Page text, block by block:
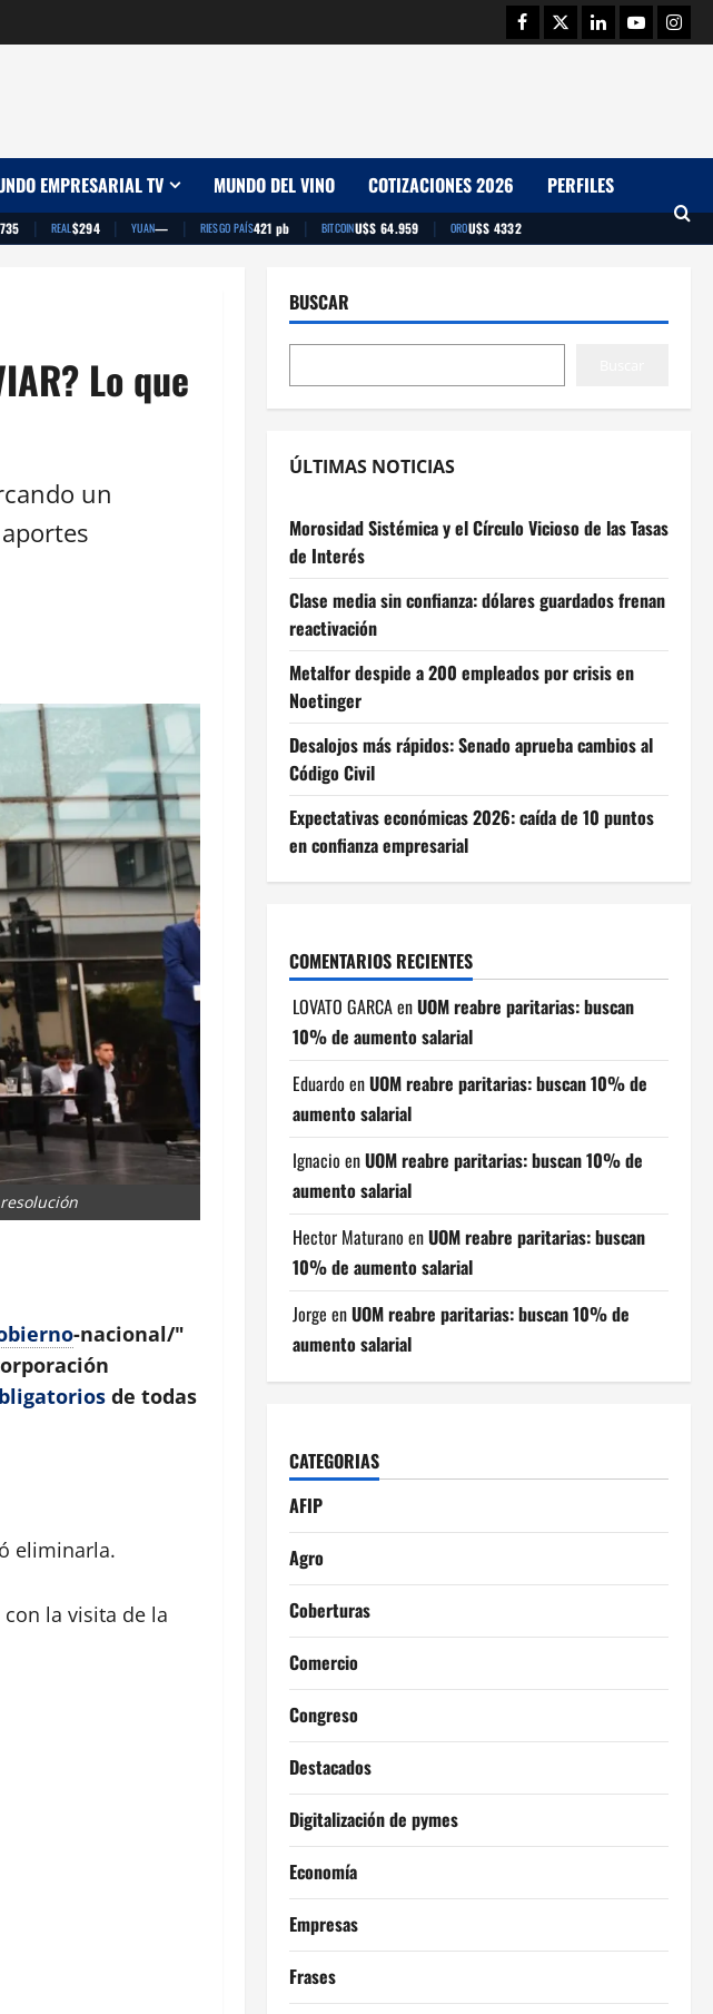
Facebook
TwitterLinkedinYoutube
EMPRESARIAL TV MUNDO DEL VINO COTIZACIONES 2026 PERFILES
| REAL$294 | YUAN— | RIESGO PAÍS421 pb | BITCOINU$S 64.959 | OROU$S 4332
Lo que
un
-nacional/"
de todas
eliminarla.
la visita de la
BUSCAR
ÚLTIMAS NOTICIAS
Morosidad Sistémica y el Círculo Vicioso de las Tasas
de Interés
Clase media sin confianza: dólares guardados frenan
reactivación
Metalfor despide a 200 empleados por crisis en
Noetinger
Desalojos más rápidos: Senado aprueba cambios al
Código Civil
Expectativas económicas 2026: caída de 10 puntos
en confianza empresarial
COMENTARIOS RECIENTES
LOVATO GARCAenUOM reabre paritarias: buscan
10% de aumento salarial
Eduardo enUOM reabre paritarias: buscan 10% de
aumento salarial
Ignacio enUOM reabre paritarias: buscan 10% de
aumento salarial
Hector Maturano enUOM reabre paritarias: buscan
10% de aumento salarial
Jorge enUOM reabre paritarias: buscan 10% de
aumento salarial
CATEGORIAS
AFIP
Agro
Coberturas
Comercio
Congreso
Destacados
Digitalización de pymes
Economía
Empresas
Frases